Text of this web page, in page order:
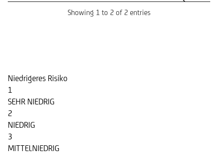
Showing 1 to 2 of 2 entries
Niedrigeres Risiko
1
SEHR NIEDRIG
2
NIEDRIG
3
MITTELNIEDRIG